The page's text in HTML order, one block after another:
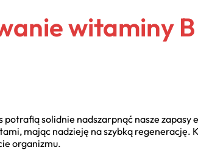
witaminy
solidnie nadszarpnąć nasze zapasy
mając nadzieję na szybką regenerację.
organizmu.